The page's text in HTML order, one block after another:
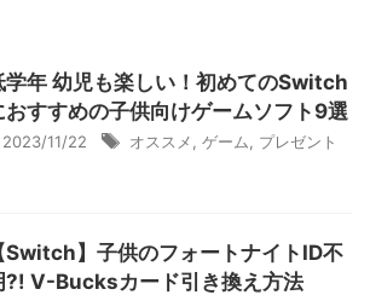
学年 幼児も楽しい！初めてのSwitch
おすすめの子供向けゲームソフト9選
2023/11/22 オススメ ゲーム プレゼント
Switch】子供のフォートナイトID不
?! V-Bucksカード引き換え方法